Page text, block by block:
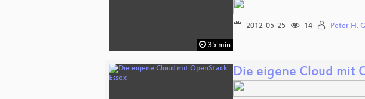
35 min
2012-05-25 14 Peter H.
Die eigene Cloud mit